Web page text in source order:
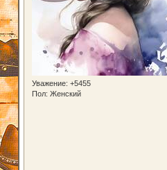
Уважение: +5455
Пол: Женский